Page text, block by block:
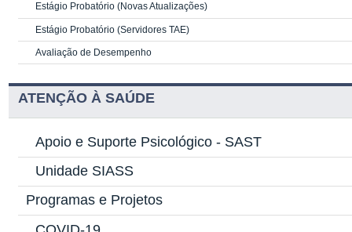
Estágio Probatório (Novas Atualizações)
Estágio Probatório (Servidores TAE)
Avaliação de Desempenho
ATENÇÃO À SAÚDE
Apoio e Suporte Psicológico - SAST
Unidade SIASS
Programas e Projetos